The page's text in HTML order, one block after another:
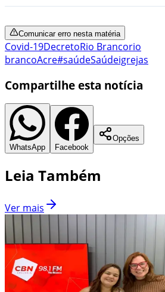
Comunicar erro nesta matéria
Covid-19DecretoRio Brancorio
brancoAcre#saúdeSaúdeigrejas
Compartilhe esta notícia
WhatsApp Facebook
Opções
Leia Também
Ver mais